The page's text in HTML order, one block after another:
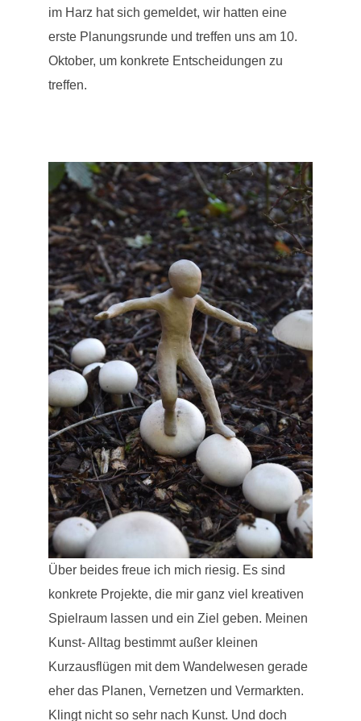
im Harz hat sich gemeldet, wir hatten eine
erste Planungsrunde und treffen uns am 10.
Oktober, um konkrete Entscheidungen zu
treffen.
Über beides freue ich mich riesig. Es sind
konkrete Projekte, die mir ganz viel kreativen
Spielraum lassen und ein Ziel geben. Meinen
Kunst- Alltag bestimmt außer kleinen
Kurzausflügen mit dem Wandelwesen gerade
eher das Planen, Vernetzen und Vermarkten.
Klingt nicht so sehr nach Kunst. Und doch